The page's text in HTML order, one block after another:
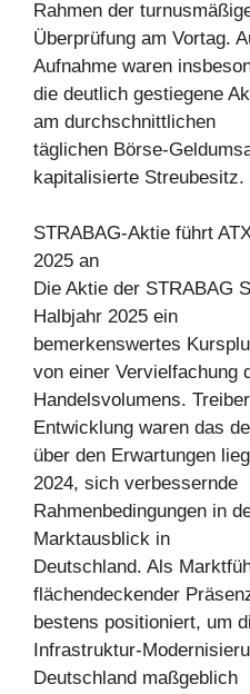
Rahmen der
Überprüfung am Vortag.
Aufnahme waren
die deutlich gestiegene
am durchschnittlichen
täglichen Börse-
kapitalisierte Streubesitz.
STRABAG-Aktie führt
2025 an
Die Aktie der STRABAG
Halbjahr 2025 ein
bemerkenswertes
von einer Vervielfachung
Handelsvolumens.
Entwicklung waren das
über den Erwartungen
2024, sich verbessernde
Rahmenbedingungen in
Marktausblick in
Deutschland. Als
flächendeckender
bestens positioniert, um
Infrastruktur-
Deutschland maßgeblich